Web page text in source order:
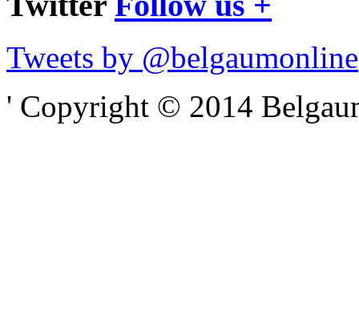
Tweets by @belgaumonline
' Copyright © 2014